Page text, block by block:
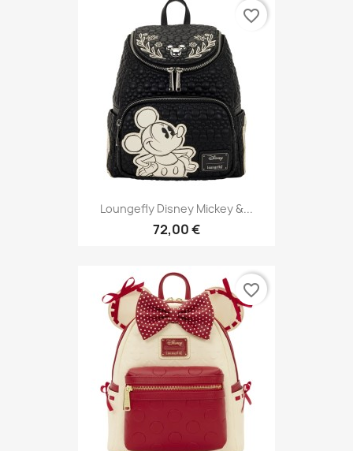
Loungefly Disney Mickey &...
72,00 €
favorite_border
favorite_border